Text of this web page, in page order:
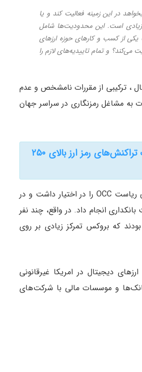
در این زمینه فعالیت کند و یا
زیادی است. این محدودیت‌ها شامل
از کسب و کارهای حوزه ارزهای
می‌کند؟ و تمام تاییدیه‌های لازم را
، ترکیبی از مقررات نامشخص و عدم
به مشاغل رمزنگاری در سراسر جهان
صرافی ها در زیر تیغ قانونگذاری؛ امریکا به دنبال شناسایی اطلاعات تراکنش‌های رمز ارز بالای ۲۵۰
برایان بروکس در سابقه خود اداره تیم حقوقی کوین بیس را دارد. او در ماه می ریاست OCC را در اختیار داشت و در
انجام داد. در واقع، چند نفر
که بروکس تمرکز زیادی بر روی
دیجیتال در امریکا غیرقانونی
و موسسات مالی با شرکت‌های